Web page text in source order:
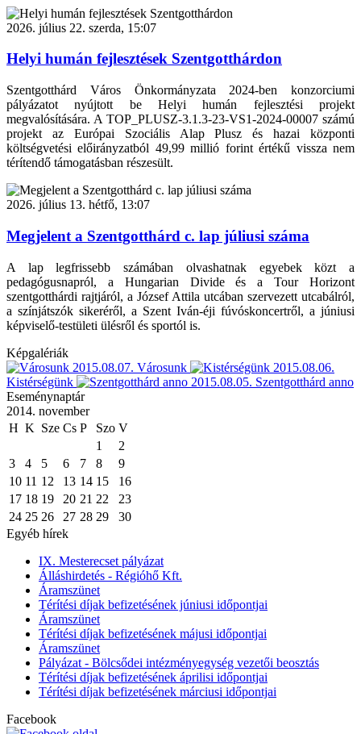
2026. július 22. szerda, 15:07
Helyi humán fejlesztések Szentgotthárdon
Szentgotthárd Város Önkormányzata 2024-ben konzorciumi
pályázatot nyújtott be Helyi humán fejlesztési projekt
megvalósítására. A TOP_PLUSZ-3.1.3-23-VS1-2024-00007 számú
projekt az Európai Szociális Alap Plusz és hazai központi
költségvetési előirányzatból 49,99 millió forint értékű vissza nem
térítendő támogatásban részesült.
2026. július 13. hétfő, 13:07
Megjelent a Szentgotthárd c. lap júliusi száma
A lap legfrissebb számában olvashatnak egyebek közt a
pedagógusnapról, a Hungarian Divide és a Tour Horizont
szentgotthárdi rajtjáról, a József Attila utcában szervezett utcabálról,
a színjátszók sikeréről, a Szent Iván-éji fúvóskoncertről, a júniusi
képviselő-testületi ülésről és sportól is.
Képgalériák
2015.08.07. Városunk
2015.08.06.
Kistérségünk
2015.08.05. Szentgotthárd anno
Eseménynaptár
2014. november
H K Sze Cs P Szo V
1
2
3
4 5 6 7 8
9
10 11 12 13 14 15
16
17 18 19 20 21 22
23
24 25 26 27 28 29
30
Egyéb hírek
IX. Mesterecset pályázat
Álláshirdetés - Régióhő Kft.
Áramszünet
Térítési díjak befizetésének júniusi időpontjai
Áramszünet
Térítési díjak befizetésének májusi időpontjai
Áramszünet
Pályázat - Bölcsődei intézményegység vezetői beosztás
Térítési díjak befizetésének áprilisi időpontjai
Térítési díjak befizetésének márciusi időpontjai
Facebook